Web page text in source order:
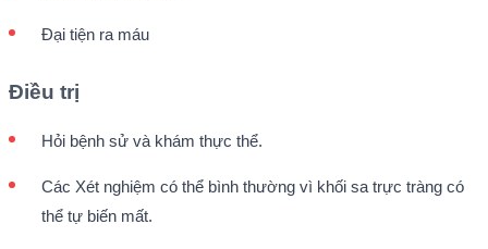
Đại tiện ra máu
Điều trị
Hỏi bệnh sử và khám thực thể.
Các Xét nghiệm có thể bình thường vì khối sa trực tràng có
thể tự biến mất.